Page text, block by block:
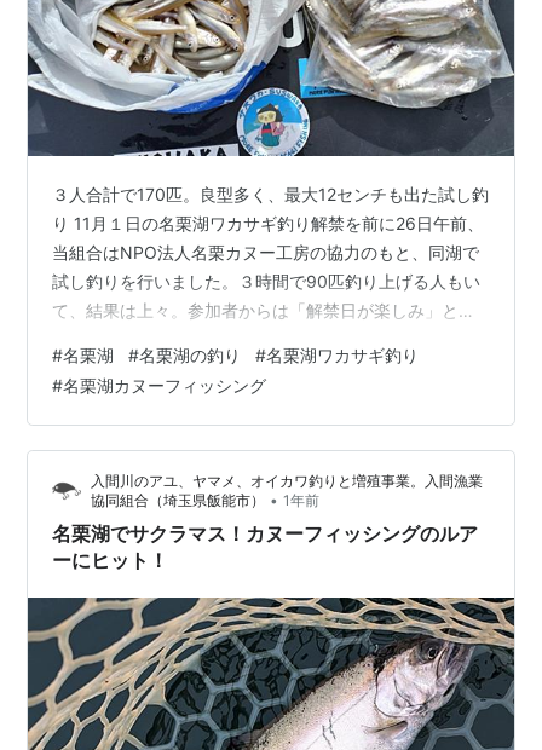
３人合計で170匹。良型多く、最大12センチも出た試し釣
り 11月１日の名栗湖ワカサギ釣り解禁を前に26日午前、
当組合はNPO法人名栗カヌー工房の協力のもと、同湖で
試し釣りを行いました。３時間で90匹釣り上げる人もい
て、結果は上々。参加者からは「解禁日が楽しみ」との
し釣りに参加したのは、当組合から２人、名栗湖のワカ
サギ釣り用にボートをレンタルする名栗カヌー工房の常
連客３人の計５人。ボート３艇（３人）と桟橋２人に分
かれ、午前９時から正午までの３時間実施しました。 試
し釣りの釣果としては、最高の その結果、桟橋は釣果ゼ
ロだったものの、ボートを使…
#名栗湖 #名栗湖の釣り #名栗湖ワカサギ釣り
#名栗湖カヌーフィッシング
入間川のアユ、ヤマメ、オイカワ釣りと増殖事業。入間漁業
協同組合（埼玉県飯能市）
• 1年前
名栗湖でサクラマス！カヌーフィッシングのルア
ーにヒット！